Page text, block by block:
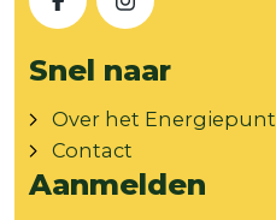
FacebookInstagram
Snel naar
Over het Energiepunt
Contact
Aanmelden